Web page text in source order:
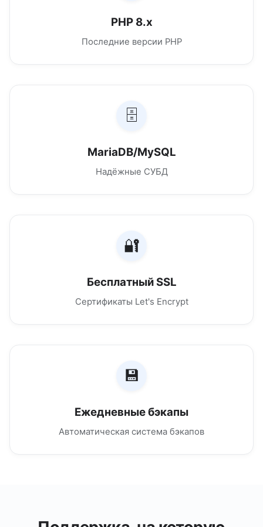
PHP 8.x
Последние версии PHP
🗄️
MariaDB/MySQL
Надёжные СУБД
🔐
Бесплатный SSL
Сертификаты Let's Encrypt
💾
Ежедневные бэкапы
Автоматическая система бэкапов